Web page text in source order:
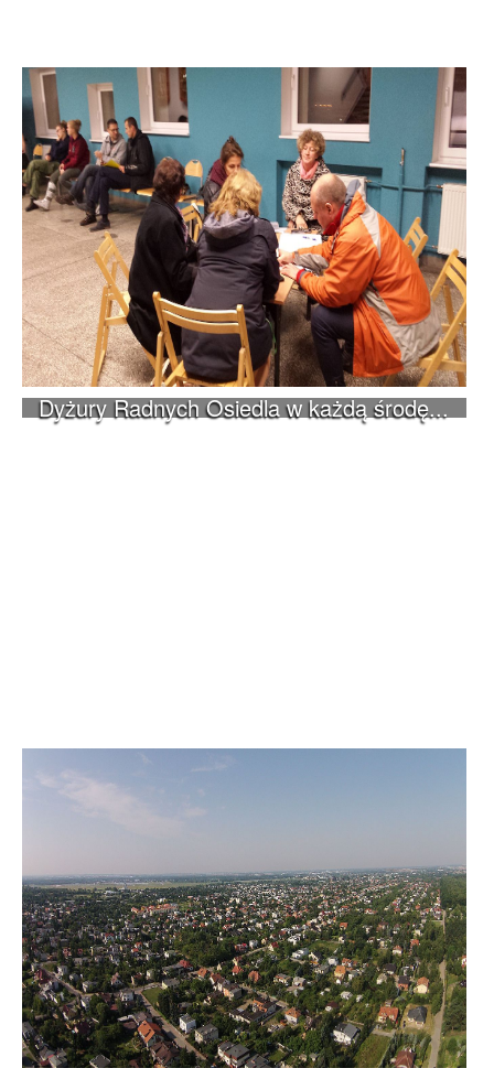
Dyżury Radnych Osiedla w każdą środę...